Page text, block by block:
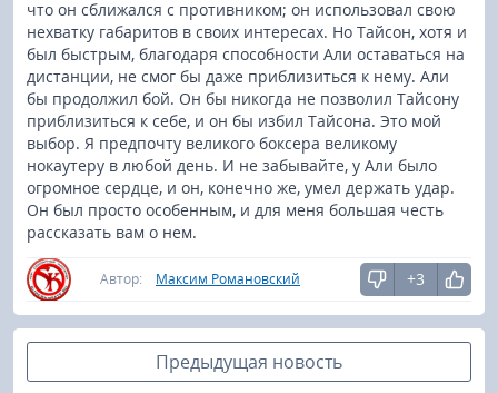
что он сближался с противником; он использовал свою
нехватку габаритов в своих интересах. Но Тайсон, хотя и
был быстрым, благодаря способности Али оставаться на
дистанции, не смог бы даже приблизиться к нему. Али
бы продолжил бой. Он бы никогда не позволил Тайсону
приблизиться к себе, и он бы избил Тайсона. Это мой
выбор. Я предпочту великого боксера великому
нокаутеру в любой день. И не забывайте, у Али было
огромное сердце, и он, конечно же, умел держать удар.
Он был просто особенным, и для меня большая честь
рассказать вам о нем.
Автор: Максим Романовский +3
Предыдущая новость